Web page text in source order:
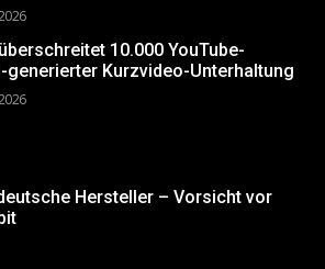
10.000 YouTube-
generierter Kurzvideo-Unterhaltung
Hersteller – Vorsicht vor